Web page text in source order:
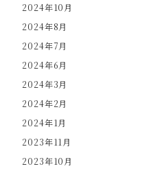
2024年10月
2024年8月
2024年7月
2024年6月
2024年3月
2024年2月
2024年1月
2023年11月
2023年10月